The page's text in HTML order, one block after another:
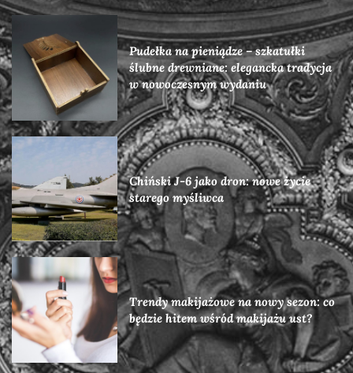
Pudełka na pieniądze – szkatułki
ślubne drewniane: elegancka tradycja
w nowoczesnym wydaniu
Chiński J-6 jako dron: nowe życie
starego myśliwca
Trendy makijażowe na nowy sezon: co
będzie hitem wśród makijażu ust?